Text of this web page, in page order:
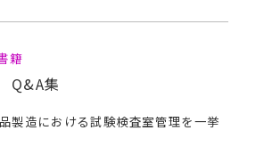
籍
Q&A集
製造における試験検査室管理を一挙